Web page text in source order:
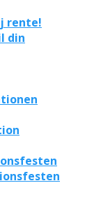
rente!
din